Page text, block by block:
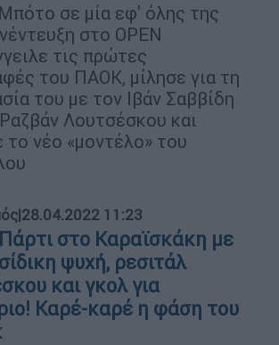
σε μία εφ' όλης της
στο OPEN
τις πρώτες
του ΠΑΟΚ, μίλησε για τη
του με τον Ιβάν Σαββίδη
Λουτσέσκου και
το νέο «μοντέλο» του
|28.04.2022 11:23
στο Καραϊσκάκη με
ψυχή, ρεσιτάλ
και γκολ για
Καρέ-καρέ η φάση του